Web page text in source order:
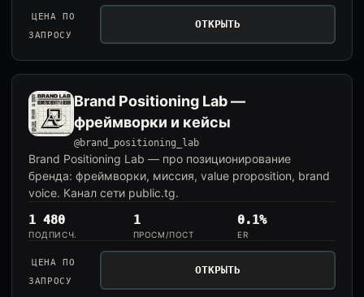
ЦЕНА ПО
ЗАПРОСУ
ОТКРЫТЬ
Brand Positioning Lab —
фреймворки и кейсы
@brand_positioning_lab
Brand Positioning Lab — про позиционирование
бренда: фреймворки, миссия, value proposition, brand
voice. Канал сети public.tg.
1 480
ПОДПИСЧ.
1
ПРОСМ/ПОСТ
0.1%
ER
ЦЕНА ПО
ЗАПРОСУ
ОТКРЫТЬ